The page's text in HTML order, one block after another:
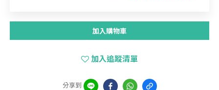
加入購物車
加入追蹤清單
分享到